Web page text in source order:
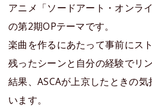
アニメ「ソードアート・オンラ
の第2期OPテーマです。
楽曲を作るにあたって事前にス
残ったシーンと自分の経験でリ
結果、ASCAが上京したときの
います。